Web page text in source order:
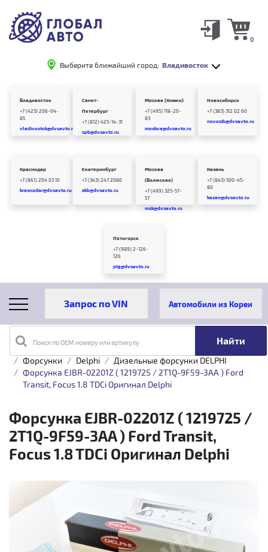
Выберите ближайший город: Владивосток
0
Владивосток
+7 (423) 206-04-
85
vladivostok@dvsavto.ru
Санкт-
Петербург
+7 (812) 425-14-31
spb@dvsavto.ru
Москва (Химки)
+7 (495) 118-20-
83
moskva@dvsavto.ru
Новосибирск
+7 (383) 312 02 60
novosib@dvsavto.ru
Краснодар
+7 (861) 204 03 10
krasnodar@dvsavto.ru
Екатеринбург
+7 (343) 247 2080
ekb@dvsavto.ru
Москва
(Волжская)
+7 (499) 325-57-
57
msk@dvsavto.ru
Казань
+7 (843) 500-45-
80
kazan@dvsavto.ru
Пятигорск
+7 (989) 2-126-
126
ptg@dvsavto.ru
Поиск по OEM номеру или артикулу
Автомобили из Кореи
Главная Каталог товаров
Топливная аппаратура
Форсунки
Delphi
Дизельные форсунки DELPHI
Форсунка EJBR-02201Z ( 1219725 / 2T1Q-9F59-3AA ) Ford
Transit, Focus 1.8 TDCi Оригинал Delphi
Форсунка EJBR-02201Z ( 1219725 /
2T1Q-9F59-3AA ) Ford Transit,
Focus 1.8 TDCi Оригинал Delphi